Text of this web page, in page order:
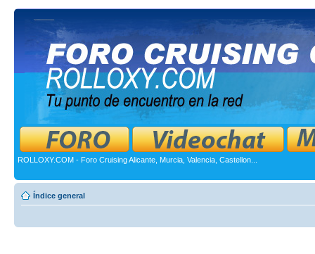
ROLLOXY.COM - Foro Cruising Alicante, Murcia, Valencia, Castellon...
Índice general